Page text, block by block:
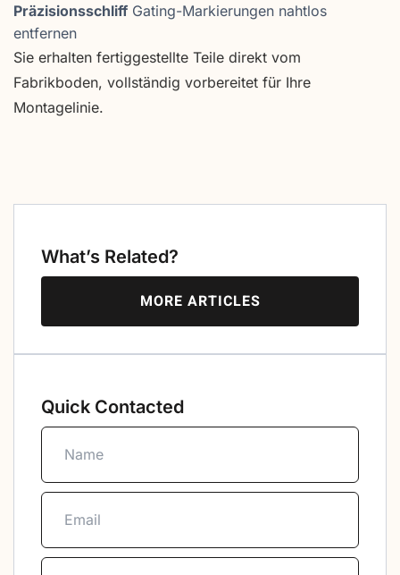
Präzisionsschliff Gating-Markierungen nahtlos
entfernen
Sie erhalten fertiggestellte Teile direkt vom
Fabrikboden, vollständig vorbereitet für Ihre
Montagelinie.
What’s Related?
MORE ARTICLES
Quick Contacted